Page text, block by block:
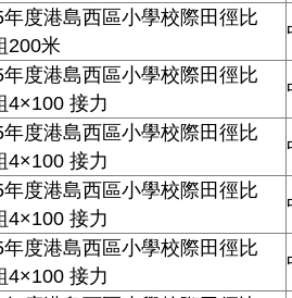
度港島西區小學校際田徑比
200米
度港島西區小學校際田徑比
4×100 接力
度港島西區小學校際田徑比
4×100 接力
度港島西區小學校際田徑比
4×100 接力
度港島西區小學校際田徑比
4×100 接力